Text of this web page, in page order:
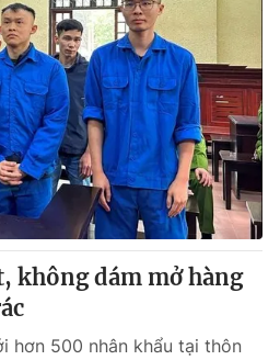
không dám mở hàng
hơn 500 nhân khẩu tại thôn